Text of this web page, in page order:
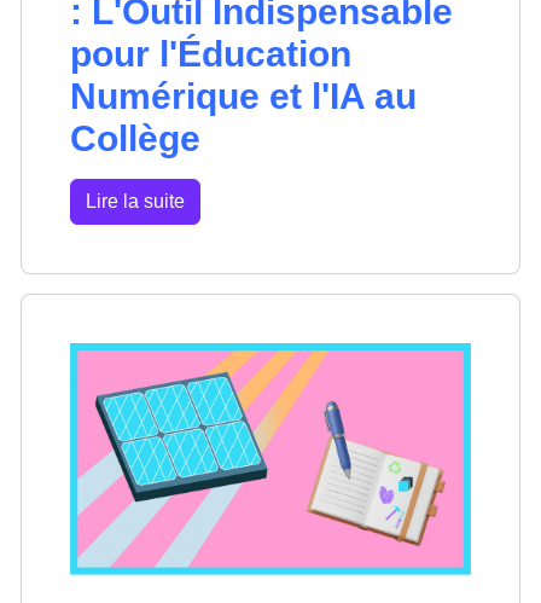
: L'Outil Indispensable
pour l'Éducation
Numérique et l'IA au
Collège
Lire la suite